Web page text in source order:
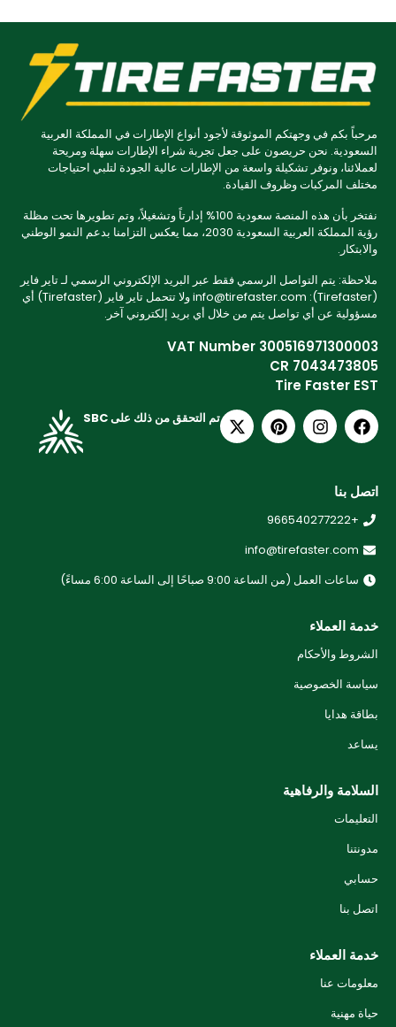
مرحباً بكم في وجهتكم الموثوقة لأجود أنواع الإطارات في المملكة العربية
السعودية. نحن حريصون على جعل تجربة شراء الإطارات سهلة ومريحة
لعملائنا، ونوفر تشكيلة واسعة من الإطارات عالية الجودة لتلبي احتياجات
مختلف المركبات وظروف القيادة.
نفتخر بأن هذه المنصة سعودية 100% إدارتاً وتشغيلاً، وتم تطويرها تحت مظلة
رؤية المملكة العربية السعودية 2030، مما يعكس التزامنا بدعم النمو الوطني
والابتكار.
ملاحظة: يتم التواصل الرسمي فقط عبر البريد الإلكتروني الرسمي لـ تاير فاير
(Tirefaster): info@tirefaster.com ولا تتحمل تاير فاير (Tirefaster) أي
مسؤولية عن أي تواصل يتم من خلال أي بريد إلكتروني آخر.
VAT Number 300516971300003
CR 7043473805
Tire Faster EST
تم التحقق من ذلك على SBC
اتصل بنا
+966540277222
info@tirefaster.com
ساعات العمل (من الساعة 9:00 صباحًا إلى الساعة 6:00 مساءً)
خدمة العملاء
الشروط والأحكام
سياسة الخصوصية
بطاقة هدايا
يساعد
السلامة والرفاهية
التعليمات
مدونتنا
حسابي
اتصل بنا
خدمة العملاء
معلومات عنا
حياة مهنية